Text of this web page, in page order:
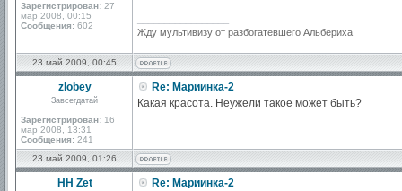
Зарегистрирован: 27
мар 2008, 00:15
Сообщения: 602
Жду мультивизу от разбогатевшего Альбериха
23 май 2009, 00:45
zlobey
Завсегдатай
Зарегистрирован: 16
мар 2008, 13:31
Сообщения: 241
Re: Мариинка-2
Какая красота. Неужели такое может быть?
23 май 2009, 01:26
HH Zet Re: Мариинка-2